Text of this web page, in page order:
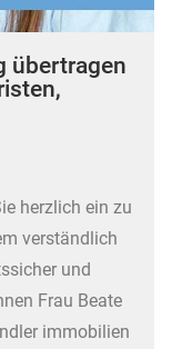
übertragen
herzlich ein zu
verständlich
und
Frau Beate
immobilien